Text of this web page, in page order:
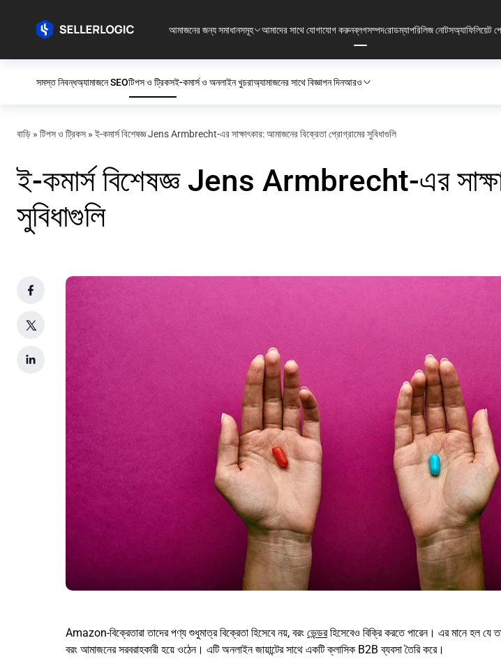
আমাজনের জন্য সমাধানসমূহ আমাদের সাথে যোগাযোগ করুনব্লগসম্পদরোডম্যাপরিলিজ নোটসঅ্যাফিলিয়েট
সমস্ত নিবন্ধঅ্যামাজনে SEOটিপস ও ট্রিকসই-কমার্স ও অনলাইন খুচরাঅ্যামাজনের সাথে বিজ্ঞাপন দিনআরও
বাড়ি » টিপস ও ট্রিকস »ই-কমার্স বিশেষজ্ঞ Jens Armbrecht-এর সাক্ষাৎকার: আমাজনের বিক্রেতা প্রোগ্রামের সুবিধাগুলি
ই-কমার্স বিশেষজ্ঞ Jens Armbrecht-এর
সুবিধাগুলি
Amazon-বিক্রেতারা তাদের পণ্য শুধুমাত্র বিক্রেতা হিসেবে নয়, বরং ভেন্ডরহিসেবেও বিক্রি করতে পারেন। এর মানে হল যে
বরং আমাজনের সরবরাহকারী হয়ে ওঠেন। এটি অনলাইন জায়ান্টের সাথে একটি ক্লাসিক B2B ব্যবসা তৈরি করে।